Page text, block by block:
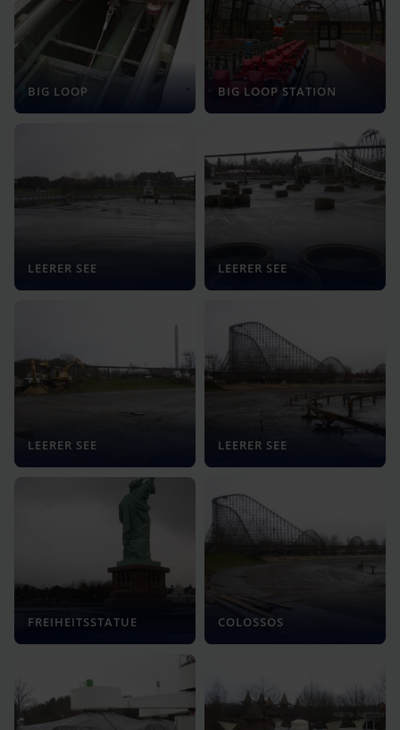
BIG LOOP BIG LOOP STATION
LEERER SEE LEERER SEE
LEERER SEE LEERER SEE
FREIHEITSSTATUE COLOSSOS